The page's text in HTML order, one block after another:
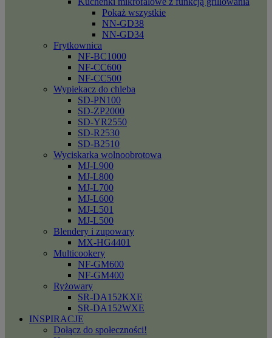
Pokaż wszystkie
NN-GD38
NN-GD34
Frytkownica
NF-BC1000
NF-CC600
NF-CC500
Wypiekacz do chleba
SD-PN100
SD-ZP2000
SD-YR2550
SD-R2530
SD-B2510
Wyciskarka wolnoobrotowa
MJ-L900
MJ-L800
MJ-L700
MJ-L600
MJ-L501
MJ-L500
Blendery i zupowary
MX-HG4401
Multicookery
NF-GM600
NF-GM400
Ryżowary
SR-DA152KXE
SR-DA152WXE
INSPIRACJE
Dołącz do społeczności!